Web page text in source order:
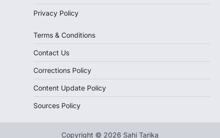
Privacy Policy
Terms & Conditions
Contact Us
Corrections Policy
Content Update Policy
Sources Policy